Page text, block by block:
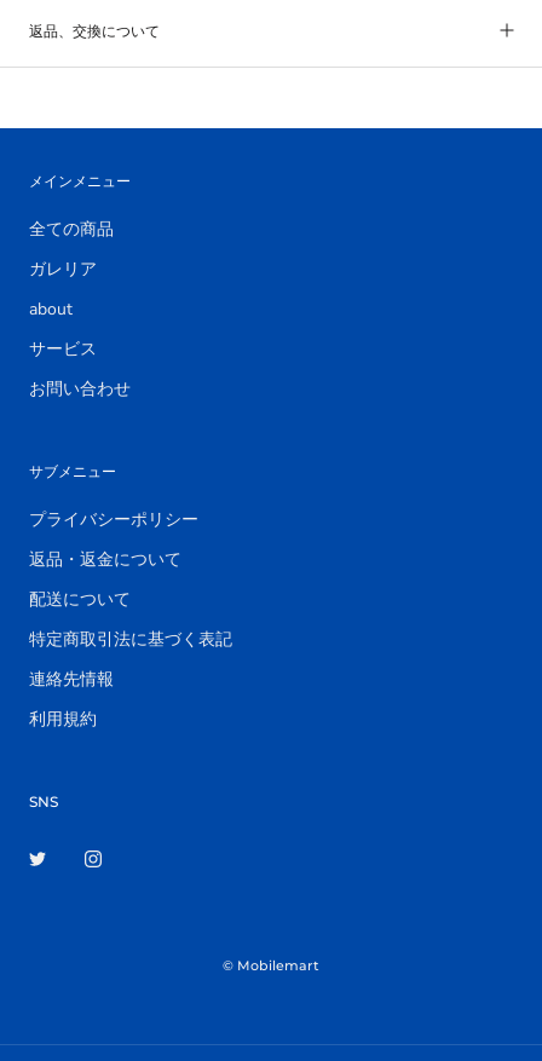
返品、交換について
メインメニュー
全ての商品
ガレリア
about
サービス
お問い合わせ
サブメニュー
プライバシーポリシー
返品・返金について
配送について
特定商取引法に基づく表記
連絡先情報
利用規約
SNS
© Mobilemart